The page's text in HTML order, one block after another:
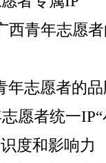
西青年志愿
年志愿者的
愿者统一
度和影响力